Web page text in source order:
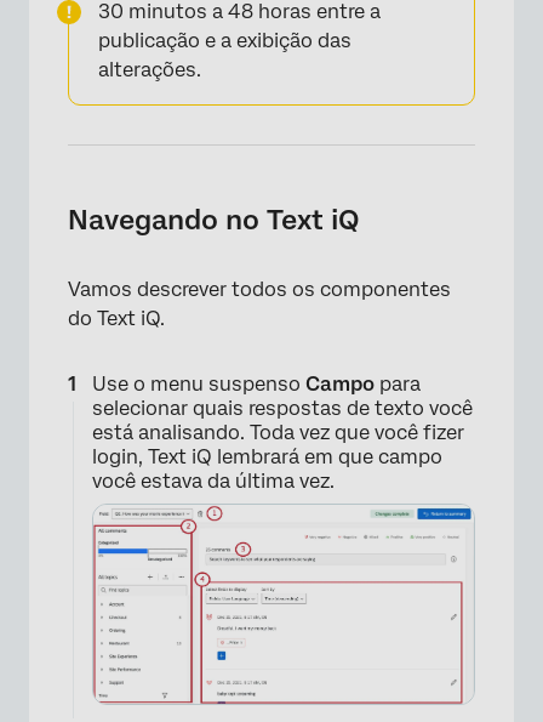
×
30 minutos a 48 horas entre a
publicação e a exibição das
alterações.
Navegando no Text iQ
Vamos descrever todos os componentes
do Text iQ.
Use o menu suspenso Campo para
selecionar quais respostas de texto você
está analisando. Toda vez que você fizer
login, Text iQ lembrará em que campo
você estava da última vez.